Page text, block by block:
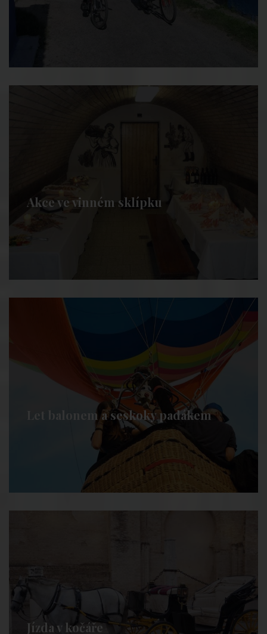
Akce ve vinném sklípku
Let balonem a seskoky padákem
Jízda v kočáře